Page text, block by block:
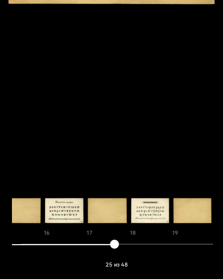
16 17 18 19
25 из 48